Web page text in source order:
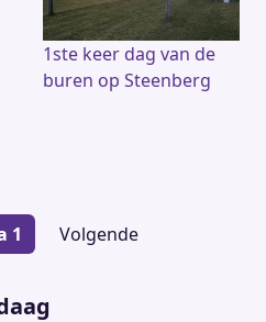
1ste keer dag van de
buren op Steenberg
1
Volgende
Volgende